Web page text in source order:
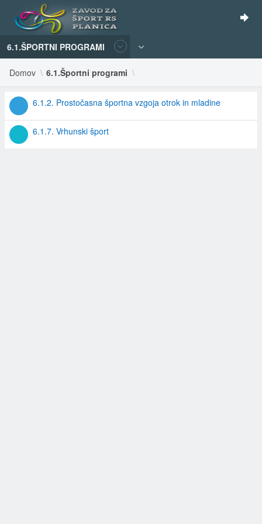
6.1.ŠPORTNI PROGRAMI
Domov 6.1.Športni programi
6.1.2. Prostočasna športna vzgoja otrok in mladine
6.1.7. Vrhunski šport